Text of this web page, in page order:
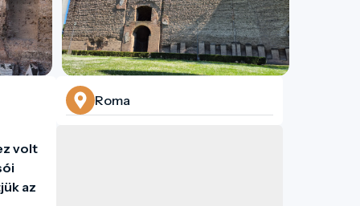
volt
az
Roma